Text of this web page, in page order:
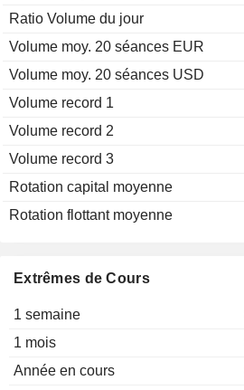
Ratio Volume du jour
Volume moy. 20 séances EUR
Volume moy. 20 séances USD
Volume record 1
Volume record 2
Volume record 3
Rotation capital moyenne
Rotation flottant moyenne
Extrêmes de Cours
1 semaine
1 mois
Année en cours